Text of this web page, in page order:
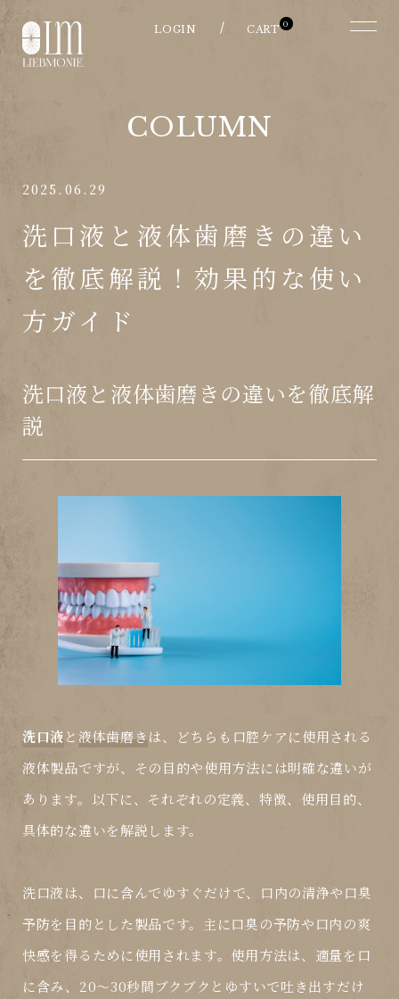
0
COLUMN
2025.06.29
洗口液と液体歯磨きの違い
を徹底解説！効果的な使い
方ガイド
洗口液と液体歯磨きの違いを徹底解
説
洗口液と液体歯磨きは、どちらも口腔ケアに使用される
液体製品ですが、その目的や使用方法には明確な違いが
あります。以下に、それぞれの定義、特徴、使用目的、
具体的な違いを解説します。
洗口液は、口に含んでゆすぐだけで、口内の清浄や口臭
予防を目的とした製品です。主に口臭の予防や口内の爽
快感を得るために使用されます。使用方法は、適量を口
に含み、20～30秒間ブクブクとゆすいで吐き出すだけ